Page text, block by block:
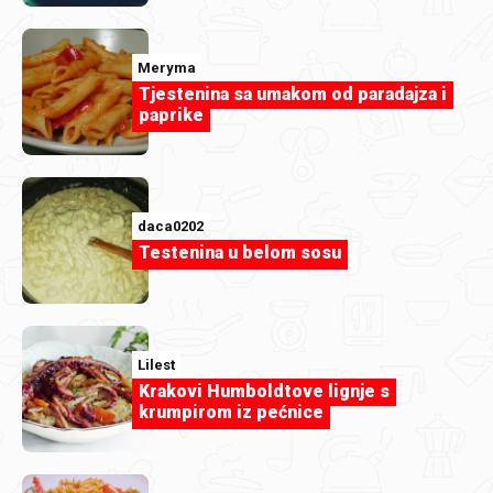
mimi555
Salata od zelja i krastavaca-Mimi555.jpg
duka73
Meryma
Tjestenina sa umakom od paradajza i
paprike
daca0202
Testenina u belom sosu
Lilest
Krakovi Humboldtove lignje s
krumpirom iz pećnice